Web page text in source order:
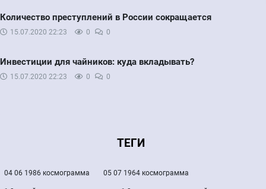
Количество преступлений в России сокращается
15.07.2020 22:23 0 0
Инвестиции для чайников: куда вкладывать?
15.07.2020 22:23 0 0
ТЕГИ
04 06 1986 космограмма 05 07 1964 космограмма